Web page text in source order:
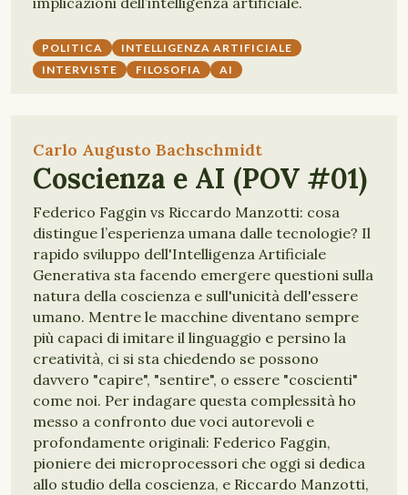
POLITICA
INTELLIGENZA ARTIFICIALE
INTERVISTE
FILOSOFIA AI
Carlo Augusto Bachschmidt
Coscienza e AI (POV #01)
Federico Faggin vs Riccardo Manzotti: cosa
distingue l’esperienza umana dalle tecnologie? Il
rapido sviluppo dell'Intelligenza Artificiale
Generativa sta facendo emergere questioni sulla
natura della coscienza e sull'unicità dell'essere
umano. Mentre le macchine diventano sempre
più capaci di imitare il linguaggio e persino la
creatività, ci si sta chiedendo se possono
davvero "capire", "sentire", o essere "coscienti"
come noi. Per indagare questa complessità ho
messo a confronto due voci autorevoli e
profondamente originali: Federico Faggin,
pioniere dei microprocessori che oggi si dedica
allo studio della coscienza, e Riccardo Manzotti,